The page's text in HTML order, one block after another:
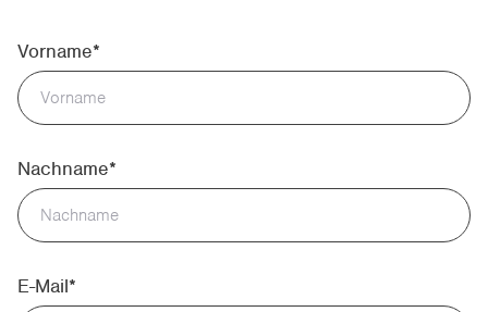
Vorname*
Nachname*
E-Mail*